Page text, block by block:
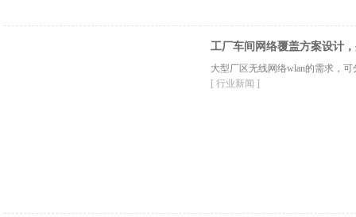
工厂车间网络覆盖方案设计
大型厂区无线网络wlan的需求，
[ 行业新闻 ]